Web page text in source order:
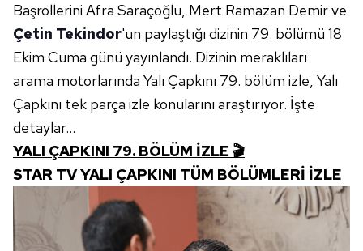
Başrollerini Afra Saraçoğlu, Mert Ramazan Demir ve
Çetin Tekindor'un paylaştığı dizinin 79. bölümü 18
Ekim Cuma günü yayınlandı. Dizinin meraklıları
arama motorlarında Yalı Çapkını 79. bölüm izle, Yalı
Çapkını tek parça izle konularını araştırıyor. İşte
detaylar...
YALI ÇAPKINI 79. BÖLÜM İZLE 🎬
STAR TV YALI ÇAPKINI TÜM BÖLÜMLERİ İZLE